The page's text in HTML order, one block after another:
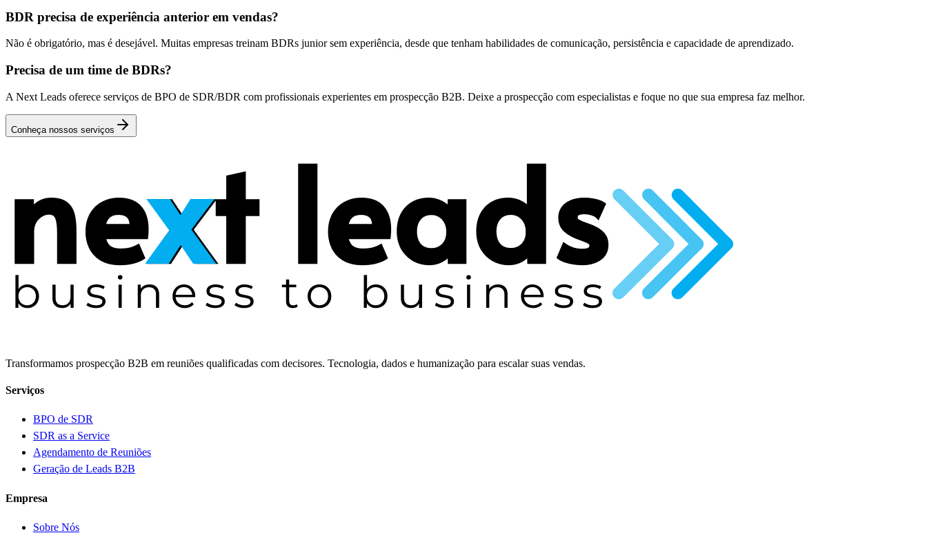
BDR precisa de experiência anterior em vendas?
Não é obrigatório, mas é desejável. Muitas empresas treinam BDRs junior sem experiência, desde que tenham habilidades de comunicação, persistência e capacidade de aprendizado.
Precisa de um time de BDRs?
A Next Leads oferece serviços de BPO de SDR/BDR com profissionais experientes em prospecção B2B. Deixe a prospecção com especialistas e foque no que sua empresa faz melhor.
Conheça nossos serviços
Transformamos prospecção B2B em reuniões qualificadas com decisores. Tecnologia, dados e humanização para escalar suas vendas.
Serviços
BPO de SDR
SDR as a Service
Agendamento de Reuniões
Geração de Leads B2B
Empresa
Sobre Nós